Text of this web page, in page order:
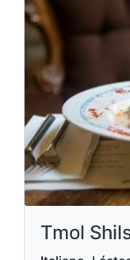
Tmol